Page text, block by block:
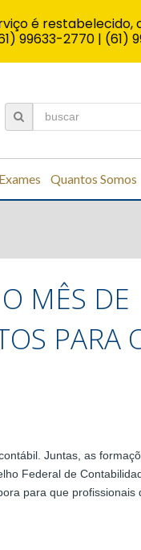
Exames Quantos Somos
MÊS DE
PARA
Juntas, as
Federal de
para que profissionais
é restabelecido,
99633-2770 | (61)